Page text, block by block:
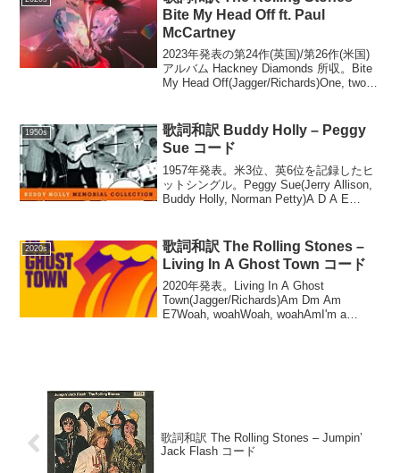
Bite My Head Off ft. Paul
McCartney
2023年発表の第24作(英国)/第26作(米国)
アルバム Hackney Diamonds 所収。Bite
My Head Off(Jagger/Richards)One, two,
1950s
歌詞和訳 Buddy Holly – Peggy
Sue コード
1957年発表。米3位、英6位を記録したヒ
ットシングル。Peggy Sue(Jerry Allison,
Buddy Holly, Norman Petty)A D A E
2020s
歌詞和訳 The Rolling Stones –
Living In A Ghost Town コード
2020年発表。Living In A Ghost
Town(Jagger/Richards)Am Dm Am
E7Woah, woahWoah, woahAmI'm a
歌詞和訳 The Rolling Stones – Jumpin’
Jack Flash コード